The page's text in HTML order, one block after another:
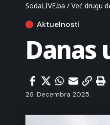
SodaLIVE.ba / Već drugu
Aktuelnosti
Danas
26. Decembra 2025.